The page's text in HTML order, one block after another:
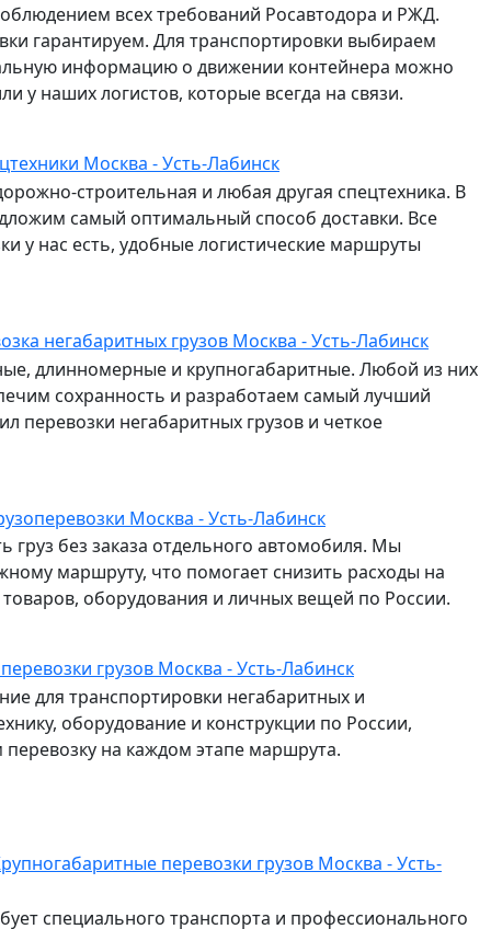
всех требований Росавтодора и РЖД.
гарантируем. Для транспортировки выбираем
информацию о движении контейнера можно
у наших логистов, которые всегда на связи.
Москва - Усть-Лабинск
строительная и любая другая спецтехника. В
самый оптимальный способ доставки. Все
у нас есть, удобные логистические маршруты
негабаритных грузов Москва - Усть-Лабинск
длинномерные и крупногабаритные. Любой из них
сохранность и разработаем самый лучший
перевозки негабаритных грузов и четкое
Москва - Усть-Лабинск
груз без заказа отдельного автомобиля. Мы
маршруту, что помогает снизить расходы на
товаров, оборудования и личных вещей по России.
грузов Москва - Усть-Лабинск
для транспортировки негабаритных и
оборудование и конструкции по России,
на каждом этапе маршрута.
перевозки грузов Москва - Усть-
специального транспорта и профессионального